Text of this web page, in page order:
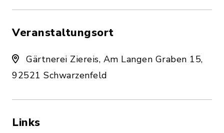
Veranstaltungsort
Gärtnerei Ziereis, Am Langen Graben 15,
92521 Schwarzenfeld
Links